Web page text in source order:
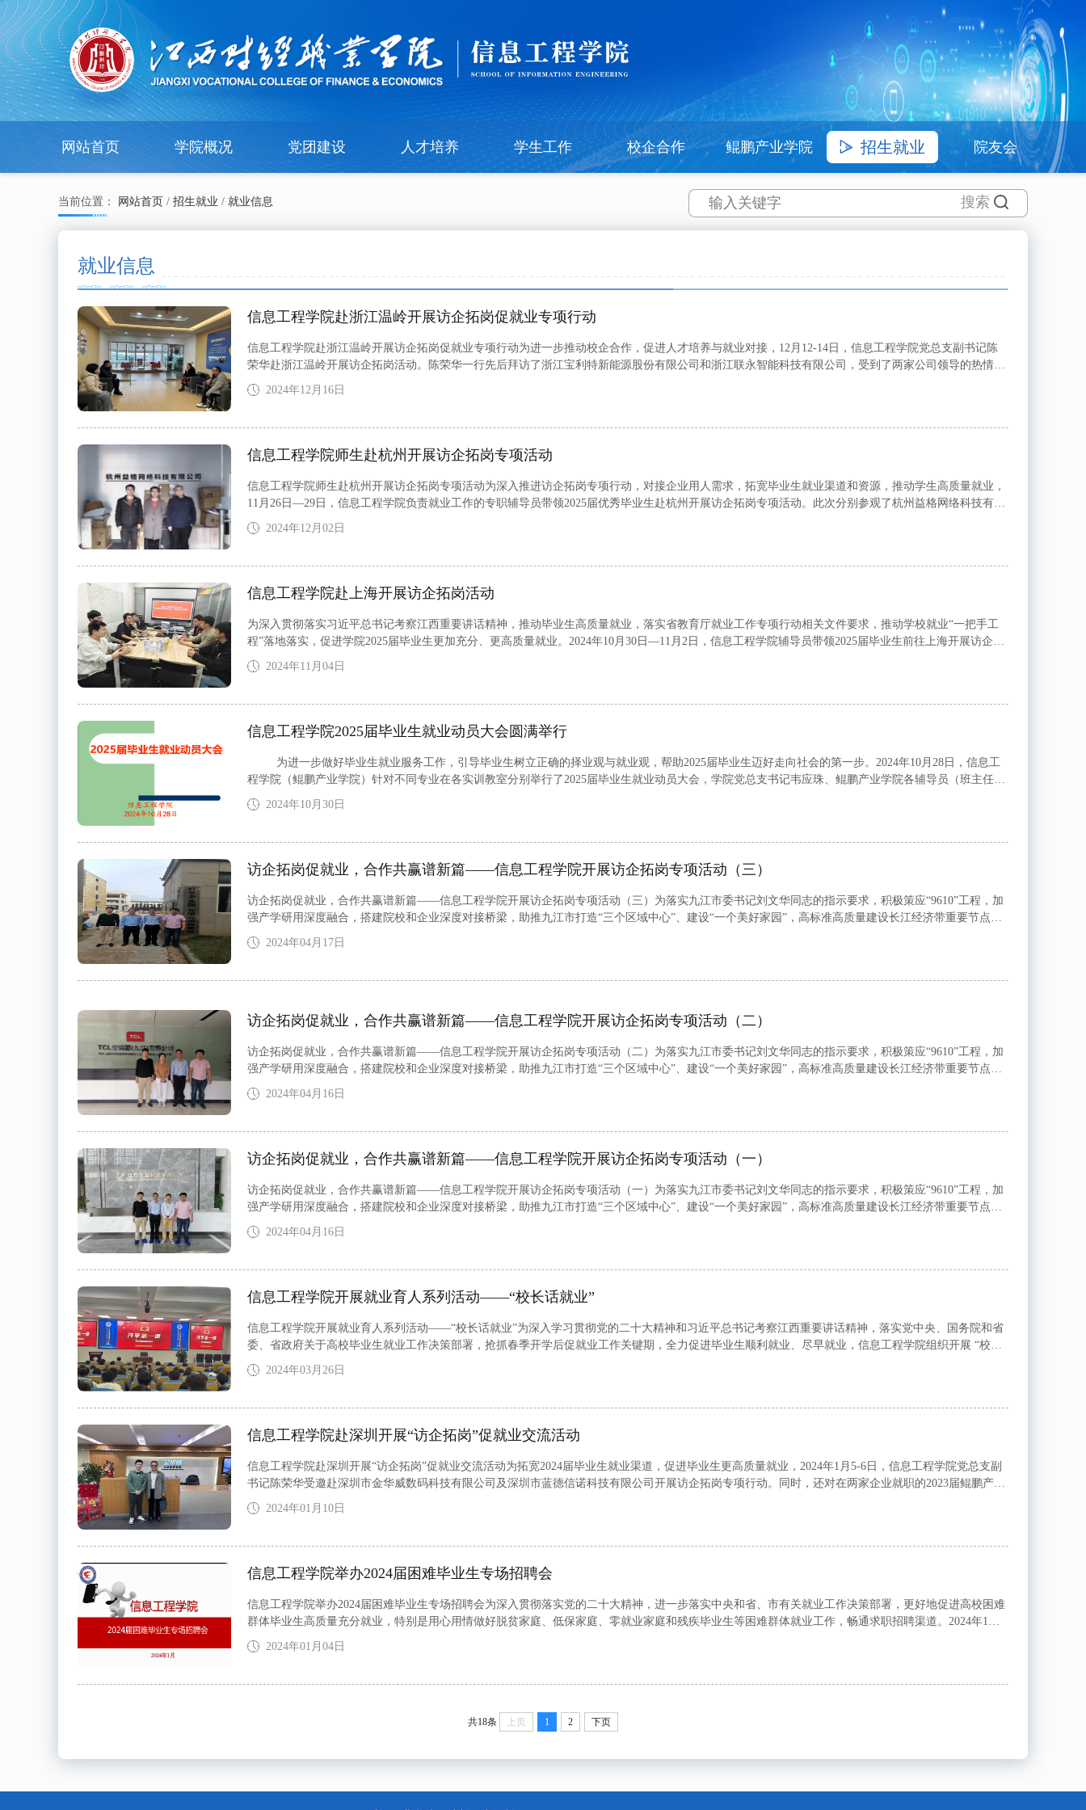
网站首页 学院概况 党团建设 人才培养 学生工作 校企合作 鲲鹏产业学院 招生就业 院友会
当前位置： 网站首页 / 招生就业 / 就业信息
就业信息
信息工程学院赴浙江温岭开展访企拓岗促就业专项行动
信息工程学院赴浙江温岭开展访企拓岗促就业专项行动为进一步推动校企合作，促进人才培养与就业对接，12月12-14日，信息工程学院党总支副书记陈
荣华赴浙江温岭开展访企拓岗活动。陈荣华一行先后拜访了浙江宝利特新能源股份有限公司和浙江联永智能科技有限公司，受到了两家公司领导的热情接
待。在浙江宝利特新能源股份有限公司，常务副总经理王秋鹏与行政经理朱娜详细介绍了公司的主营业务及未来发展规划。王总指出，浙江宝利特新...
2024年12月16日
信息工程学院师生赴杭州开展访企拓岗专项活动
信息工程学院师生赴杭州开展访企拓岗专项活动为深入推进访企拓岗专项行动，对接企业用人需求，拓宽毕业生就业渠道和资源，推动学生高质量就业，
11月26日—29日，信息工程学院负责就业工作的专职辅导员带领2025届优秀毕业生赴杭州开展访企拓岗专项活动。此次分别参观了杭州益格网络科技有限
公司、赢动教育科技有限公司、杭州敦孚科技有限公司三家信息科技类企业。杭州益格网络科技有限公司杭州益格网络科技有限公司创立于2016年...
2024年12月02日
信息工程学院赴上海开展访企拓岗活动
为深入贯彻落实习近平总书记考察江西重要讲话精神，推动毕业生高质量就业，落实省教育厅就业工作专项行动相关文件要求，推动学校就业“一把手工
程”落地落实，促进学院2025届毕业生更加充分、更高质量就业。2024年10月30日—11月2日，信息工程学院辅导员带领2025届毕业生前往上海开展访企拓
岗活动，并走访看望在沪就业校友。舒老师一行先后前往上海长城宽带网络服务有限公司、上海新心文化传媒有限公司、上海普曦信息科技有限...
2024年11月04日
信息工程学院2025届毕业生就业动员大会圆满举行
为进一步做好毕业生就业服务工作，引导毕业生树立正确的择业观与就业观，帮助2025届毕业生迈好走向社会的第一步。2024年10月28日，信息工
程学院（鲲鹏产业学院）针对不同专业在各实训教室分别举行了2025届毕业生就业动员大会，学院党总支书记韦应珠、鲲鹏产业学院各辅导员（班主任）
以及全体2025届毕业生参会。会议伊始，韦应珠作就业动员讲话，对25届毕业生提出四点希望。第一，希望同学们正确认识当前的就业形势，了...
2024年10月30日
访企拓岗促就业，合作共赢谱新篇——信息工程学院开展访企拓岗专项活动（三）
访企拓岗促就业，合作共赢谱新篇——信息工程学院开展访企拓岗专项活动（三）为落实九江市委书记刘文华同志的指示要求，积极策应“9610”工程，加
强产学研用深度融合，搭建院校和企业深度对接桥梁，助推九江市打造“三个区域中心”、建设“一个美好家园”，高标准高质量建设长江经济带重要节点城
市。4月16日上午，信息工程学院院长易文泉带领相关专业教研室负责人、辅导员赴好多多（九江）能源科技有限公司开展访企拓岗活动。易...
2024年04月17日
访企拓岗促就业，合作共赢谱新篇——信息工程学院开展访企拓岗专项活动（二）
访企拓岗促就业，合作共赢谱新篇——信息工程学院开展访企拓岗专项活动（二）为落实九江市委书记刘文华同志的指示要求，积极策应“9610”工程，加
强产学研用深度融合，搭建院校和企业深度对接桥梁，助推九江市打造“三个区域中心”、建设“一个美好家园”，高标准高质量建设长江经济带重要节点城
市。4月15日下午，信息工程学院院长易文泉带领相关专业教研室负责人、辅导员赴TCL空调器（九江）有限公司开展访企拓岗活动。易文泉...
2024年04月16日
访企拓岗促就业，合作共赢谱新篇——信息工程学院开展访企拓岗专项活动（一）
访企拓岗促就业，合作共赢谱新篇——信息工程学院开展访企拓岗专项活动（一）为落实九江市委书记刘文华同志的指示要求，积极策应“9610”工程，加
强产学研用深度融合，搭建院校和企业深度对接桥梁，助推九江市打造“三个区域中心”、建设“一个美好家园”，高标准高质量建设长江经济带重要节点城
市。4月15日下午，信息工程学院院长易文泉带领相关专业教研室负责人、辅导员赴江西生益科技有限公司开展访企拓岗活动。 易院长一行...
2024年04月16日
信息工程学院开展就业育人系列活动——“校长话就业”
信息工程学院开展就业育人系列活动——“校长话就业”为深入学习贯彻党的二十大精神和习近平总书记考察江西重要讲话精神，落实党中央、国务院和省
委、省政府关于高校毕业生就业工作决策部署，抢抓春季开学后促就业工作关键期，全力促进毕业生顺利就业、尽早就业，信息工程学院组织开展 “校长
话就业”暨“开学就业第一课”活动。3月21日下午3点，学院邀请校党委委员刘锋为准毕业生讲述“开学就业第一课”，引导同学们树立正确的...
2024年03月26日
信息工程学院赴深圳开展“访企拓岗”促就业交流活动
信息工程学院赴深圳开展“访企拓岗”促就业交流活动为拓宽2024届毕业生就业渠道，促进毕业生更高质量就业，2024年1月5-6日，信息工程学院党总支副
书记陈荣华受邀赴深圳市金华威数码科技有限公司及深圳市蓝德信诺科技有限公司开展访企拓岗专项行动。同时，还对在两家企业就职的2023届鲲鹏产业
学院毕业生谢方圆和胡宇星进行随访。在深圳市金华威数码科技有限公司，人事经理马龙陪同陈荣华副书记参观了公司的研发中心，详细介绍了...
2024年01月10日
信息工程学院举办2024届困难毕业生专场招聘会
信息工程学院举办2024届困难毕业生专场招聘会为深入贯彻落实党的二十大精神，进一步落实中央和省、市有关就业工作决策部署，更好地促进高校困难
群体毕业生高质量充分就业，特别是用心用情做好脱贫家庭、低保家庭、零就业家庭和残疾毕业生等困难群体就业工作，畅通求职招聘渠道。2024年1月3
日，信息工程学院在综合楼618教室邀请到江西赛创信息技术有限公司、江西创新软件信息产业有限公司、九江济成信息技术有限公司、九江世纪众...
2024年01月04日
共18条 上页 1 2 下页